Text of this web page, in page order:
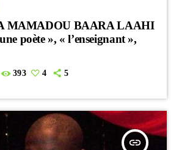
MAMADOU BAARA LAAHI
poète », « l’enseignant »,
393 4 5
insert_link